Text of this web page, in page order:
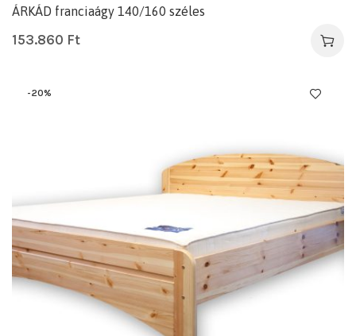
ÁRKÁD franciaágy 140/160 széles
153.860 Ft
-20%